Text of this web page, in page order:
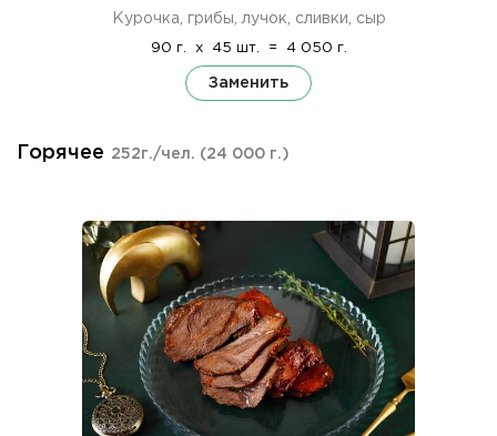
Курочка, грибы, лучок, сливки, сыр
90 г. x 45 шт. = 4 050 г.
Заменить
Горячее 252г./чел. (24 000 г.)